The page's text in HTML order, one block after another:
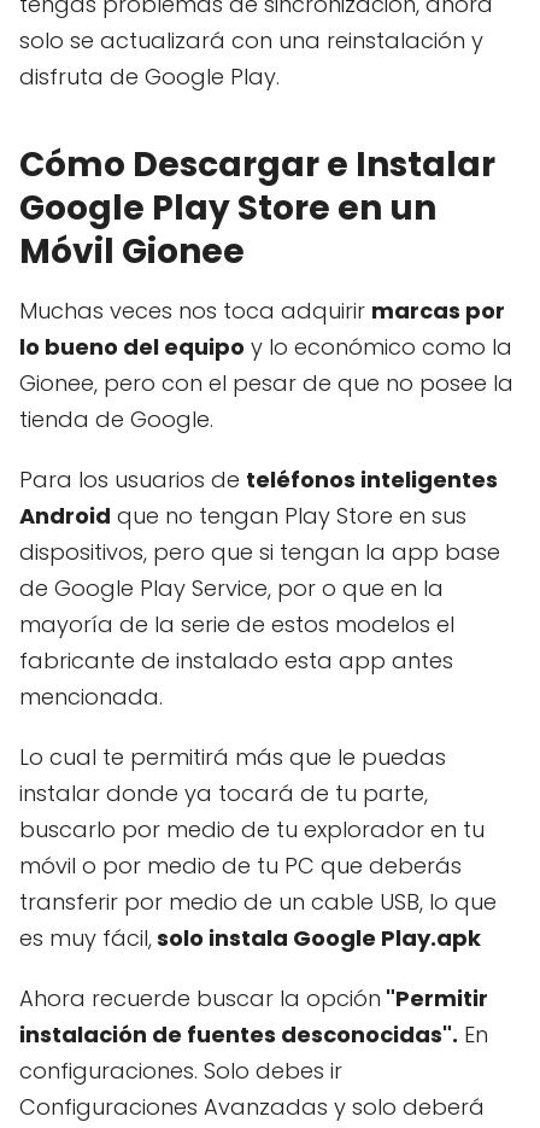
solo se actualizará con una reinstalación y
disfruta de Google Play.
Cómo Descargar e Instalar
Google Play Store en un
Móvil Gionee
Muchas veces nos toca adquirir marcas por
lo bueno del equipo y lo económico como la
Gionee, pero con el pesar de que no posee la
tienda de Google.
Para los usuarios de teléfonos inteligentes
Android que no tengan Play Store en sus
dispositivos, pero que si tengan la app base
de Google Play Service, por o que en la
mayoría de la serie de estos modelos el
fabricante de instalado esta app antes
mencionada.
Lo cual te permitirá más que le puedas
instalar donde ya tocará de tu parte,
buscarlo por medio de tu explorador en tu
móvil o por medio de tu PC que deberás
transferir por medio de un cable USB, lo que
es muy fácil,solo instala Google Play.apk
Ahora recuerde buscar la opción "Permitir
instalación de fuentes desconocidas". En
configuraciones. Solo debes ir
Configuraciones Avanzadas y solo deberá